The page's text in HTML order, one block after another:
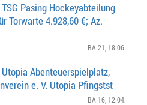
Pasing Hockeyabteilung
Torwarte 4.928,60 €; Az.
BA 21 , 18.06.
Abenteuerspielplatz,
e. V. Utopia Pfingstst
BA 16 , 12.04.